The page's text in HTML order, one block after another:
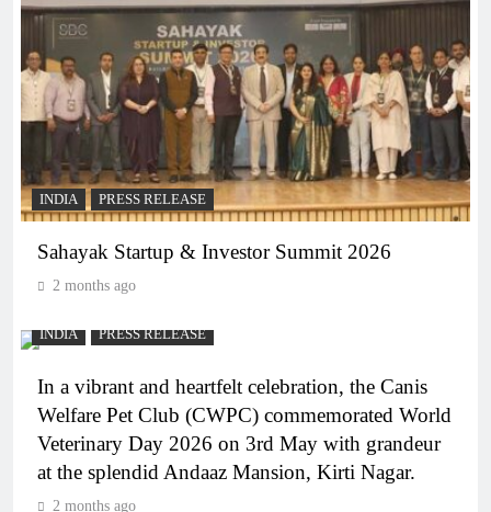
INDIA PRESS RELEASE
Sahayak Startup & Investor Summit 2026
2 months ago
INDIA PRESS RELEASE
In a vibrant and heartfelt celebration, the Canis
Welfare Pet Club (CWPC) commemorated World
Veterinary Day 2026 on 3rd May with grandeur
at the splendid Andaaz Mansion, Kirti Nagar.
2 months ago